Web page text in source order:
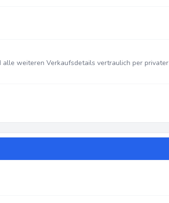
alle weiteren Verkaufsdetails vertraulich per privater